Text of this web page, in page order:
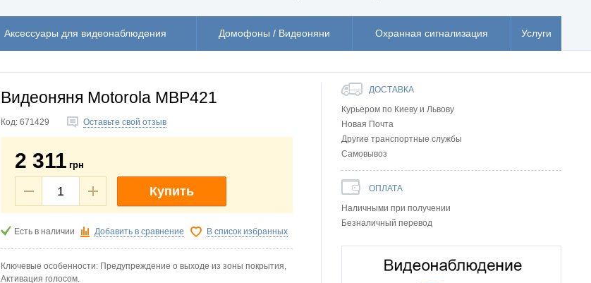
Аксессуары для видеонаблюдения Домофоны / Видеоняни Охранная сигнализация Услуги
ДОСТАВКА
Курьером по Киеву и Львову
Новая Почта
Другие транспортные службы
Самовывоз
ОПЛАТА
Наличными при получении
Безналичный перевод
Видеоняня Motorola MBP421
Код: 671429 Оставьте свой отзыв
2 311 грн
Купить
Есть в наличии Добавить в сравнение В список избранных
Ключевые особенности: Предупреждение о выходе из зоны покрытия,
Активация голосом.